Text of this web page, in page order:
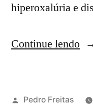
hiperoxalúria e
Continue lendo
Pedro Freitas